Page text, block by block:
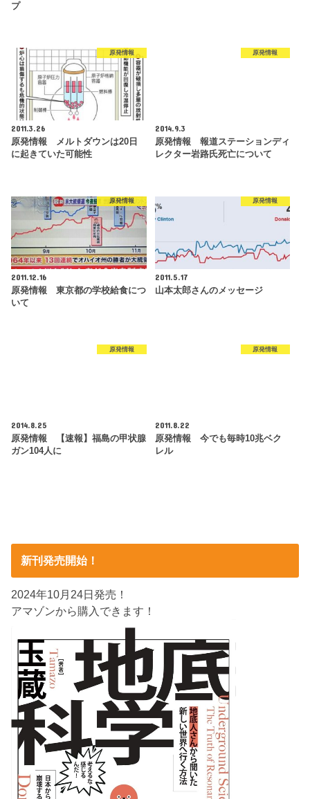
プ
原発情報
2011.3.26
原発情報 メルトダウンは20日
に起きていた可能性
原発情報
2014.9.3
原発情報 報道ステーションディ
レクター岩路氏死亡について
原発情報
2011.12.16
原発情報 東京都の学校給食につ
いて
原発情報
2011.5.17
山本太郎さんのメッセージ
原発情報
2014.8.25
原発情報 【速報】福島の甲状腺
ガン104人に
原発情報
2011.8.22
原発情報 今でも毎時10兆ベク
レル
新刊発売開始！
2024年10月24日発売！
アマゾンから購入できます！